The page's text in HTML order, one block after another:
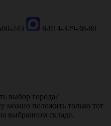
243
8-914-329-38-80
выбор города?
можно положить только тот
выбранном складе.